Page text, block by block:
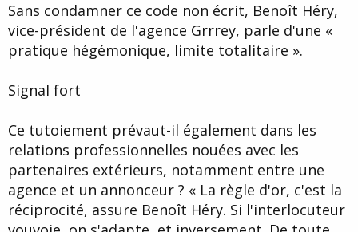
Sans condamner ce code non écrit, Benoît Héry,
vice-président de l'agence Grrrey, parle d'une «
pratique hégémonique, limite totalitaire ».
Signal fort
Ce tutoiement prévaut-il également dans les
relations professionnelles nouées avec les
partenaires extérieurs, notamment entre une
agence et un annonceur ? « La règle d'or, c'est la
réciprocité, assure Benoît Héry. Si l'interlocuteur